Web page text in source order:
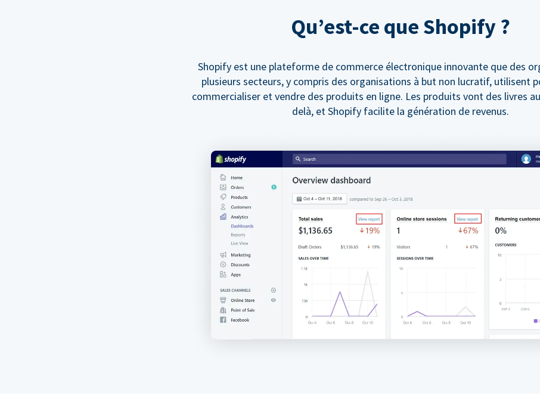
Qu’est-ce que Shopify ?
Shopify est une plateforme de commerce électronique innovante que des
plusieurs secteurs, y compris des organisations à but non lucratif, utilisent
commercialiser et vendre des produits en ligne. Les produits vont des livres
delà, et Shopify facilite la génération de revenus.